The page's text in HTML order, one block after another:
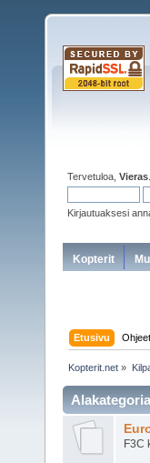
Tervetuloa, Vieras
Kirjautuaksesi
Kopterit
Etusivu Ohjeet
Kopterit.net »
F3C